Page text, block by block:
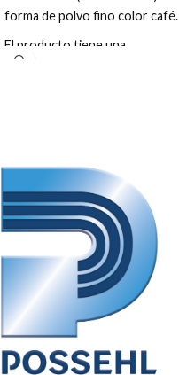
forma de polvo fino color café.
El producto tiene una